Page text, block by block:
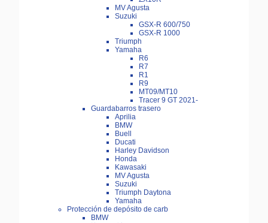
MV Agusta
Suzuki
GSX-R 600/750
GSX-R 1000
Triumph
Yamaha
R6
R7
R1
R9
MT09/MT10
Tracer 9 GT 2021-
Guardabarros trasero
Aprilia
BMW
Buell
Ducati
Harley Davidson
Honda
Kawasaki
MV Agusta
Suzuki
Triumph Daytona
Yamaha
Protección de depósito de carb
BMW